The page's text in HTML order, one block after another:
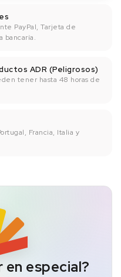
PayPal, Tarjeta de
bancaría.
ADR (Peligrosos)
tener hasta 48 horas de
Francia, Italia y
en especial?